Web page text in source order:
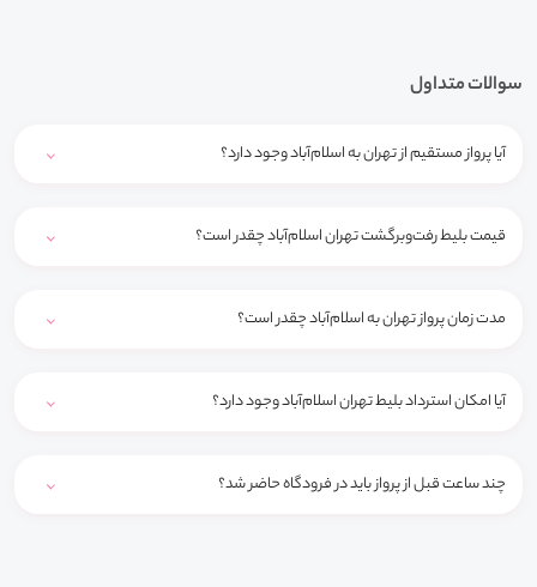
سوالات متداول
آیا پرواز مستقیم از تهران به اسلام‌آباد وجود دارد؟
قیمت بلیط رفت‌وبرگشت تهران اسلام‌آباد چقدر است؟
مدت زمان پرواز تهران به اسلام‌آباد چقدر است؟
آیا امکان استرداد بلیط تهران اسلام‌آباد وجود دارد؟
چند ساعت قبل از پرواز باید در فرودگاه حاضر شد؟